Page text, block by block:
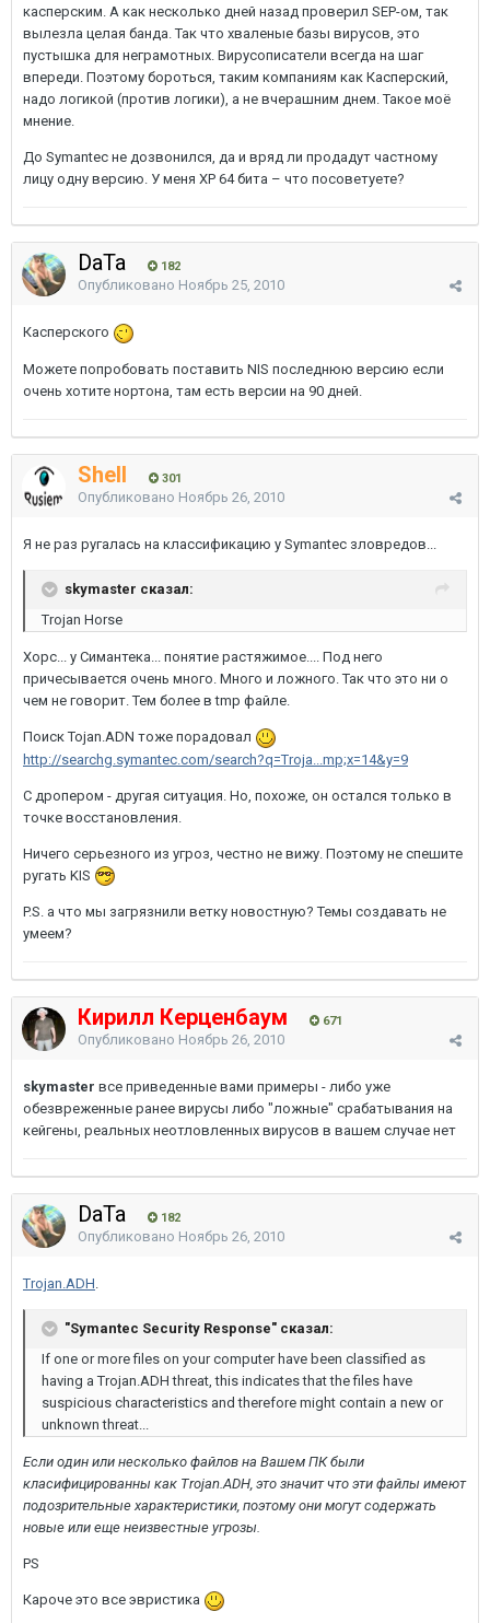
касперским. А как несколько дней назад проверил SEP-ом, так
вылезла целая банда. Так что хваленые базы вирусов, это
пустышка для неграмотных. Вирусописатели всегда на шаг
впереди. Поэтому бороться, таким компаниям как Касперский,
надо логикой (против логики), а не вчерашним днем. Такое моё
мнение.
До Symantec не дозвонился, да и вряд ли продадут частному
лицу одну версию. У меня ХР 64 бита – что посоветуете?
DaTa 182
Опубликовано Ноябрь 25, 2010
Касперского
Можете попробовать поставить NIS последнюю версию если
очень хотите нортона, там есть версии на 90 дней.
Shell 301
Опубликовано Ноябрь 26, 2010
Я не раз ругалась на классификацию у Symantec зловредов...
skymaster сказал:
Trojan Horse
Хорс... у Симантека... понятие растяжимое.... Под него
причесывается очень много. Много и ложного. Так что это ни о
чем не говорит. Тем более в tmp файле.
Поиск Tojan.ADN тоже порадовал
http://searchg.symantec.com/search?q=Troja...mp;x=14&y=9
С дропером - другая ситуация. Но, похоже, он остался только в
точке восстановления.
Ничего серьезного из угроз, честно не вижу. Поэтому не спешите
ругать KIS
P.S. а что мы загрязнили ветку новостную? Темы создавать не
умеем?
Кирилл Керценбаум 671
Опубликовано Ноябрь 26, 2010
skymaster все приведенные вами примеры - либо уже
обезвреженные ранее вирусы либо "ложные" срабатывания на
кейгены, реальных неотловленных вирусов в вашем случае нет
DaTa 182
Опубликовано Ноябрь 26, 2010
Trojan.ADH.
"Symantec Security Response" сказал:
If one or more files on your computer have been classified as
having a Trojan.ADH threat, this indicates that the files have
suspicious characteristics and therefore might contain a new or
unknown threat...
Если один или несколько файлов на Вашем ПК были
класифицированны как Trojan.ADH, это значит что эти файлы имеют
подозрительные характеристики, поэтому они могут содержать
новые или еще неизвестные угрозы.
PS
Кароче это все эвристика